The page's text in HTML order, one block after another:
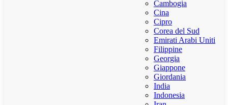
Cambogia
Cina
Cipro
Corea del Sud
Emirati Arabi Uniti
Filippine
Georgia
Giappone
Giordania
India
Indonesia